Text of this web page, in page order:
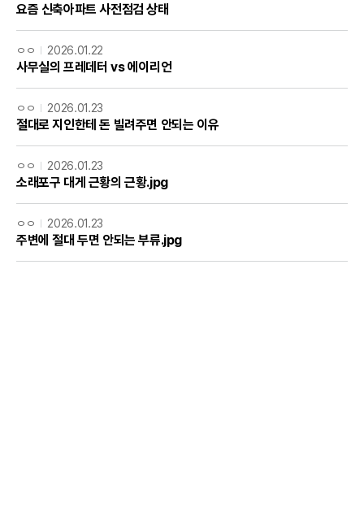
요즘 신축아파트 사전점검 상태
ㅇㅇ 2026.01.22
사무실의 프레데터 vs 에이리언
ㅇㅇ 2026.01.23
절대로 지인한테 돈 빌려주면 안되는 이유
ㅇㅇ 2026.01.23
소래포구 대게 근황의 근황.jpg
ㅇㅇ 2026.01.23
주변에 절대 두면 안되는 부류.jpg